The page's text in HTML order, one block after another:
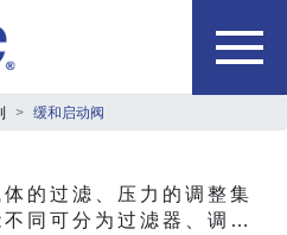
缓和启动阀
的过滤、压力的调整集
同可分为过滤器、调压